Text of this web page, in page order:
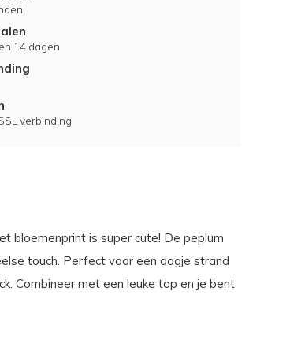
14 dagen
verbinding
bloemenprint is super cute! De peplum
touch. Perfect voor een dagje strand
Combineer met een leuke top en je bent